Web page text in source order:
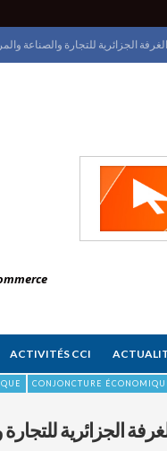
ACTIVITÉS CCI
CONJONCTURE
الجزائرية